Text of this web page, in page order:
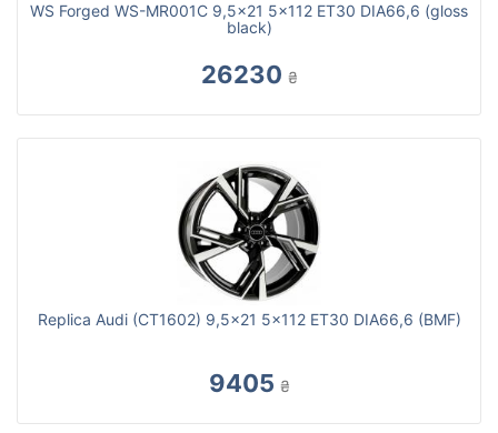
WS Forged WS-MR001C 9,5x21 5x112 ET30 DIA66,6 (gloss
black)
26230 ₴
Replica Audi (CT1602) 9,5x21 5x112 ET30 DIA66,6 (BMF)
9405 ₴